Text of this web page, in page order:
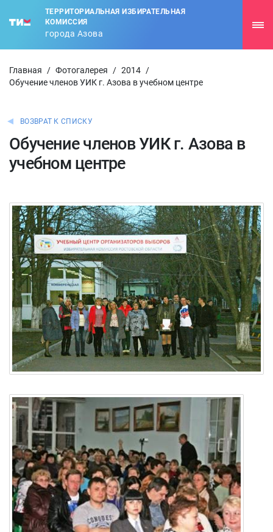
ТЕРРИТОРИАЛЬНАЯ ИЗБИРАТЕЛЬНАЯ
КОМИССИЯ
города Азова
Главная / Фотогалерея / 2014 /
Обучение членов УИК г. Азова в учебном центре
ВОЗВРАТ К СПИСКУ
Обучение членов УИК г. Азова в
учебном центре